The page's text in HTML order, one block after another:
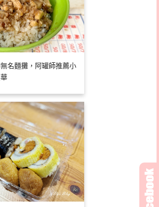
名麵攤，阿罐師推薦小